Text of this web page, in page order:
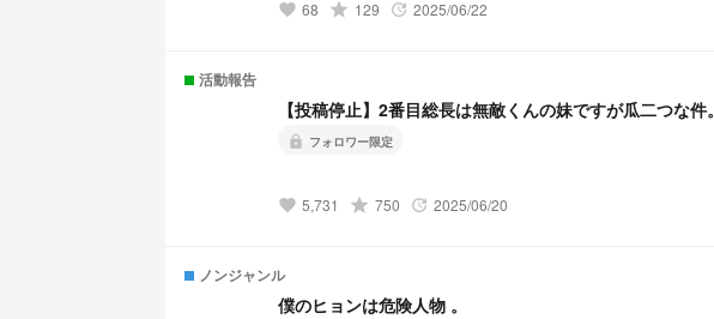
favorite 68 grade 129 update 2025/06/22
活動報告
【投稿停止】2番目総長は無敵くんの妹ですが瓜二つな件。
lock フォロワー限定
favorite 5,731 grade 750 update 2025/06/20
ノンジャンル
僕のヒョンは危険人物 。